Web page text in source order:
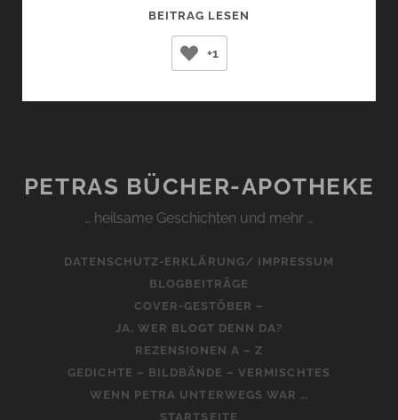
BEITRAG LESEN
+1
PETRAS BÜCHER-APOTHEKE
… heilsame Geschichten und mehr …
DATENSCHUTZ-ERKLÄRUNG/ IMPRESSUM
BLOGBEITRÄGE
COVER-GESTÖBER –
JA, WER BLOGT DENN DA?
REZENSIONEN A – Z
GEDICHTE – BILDBÄNDE – VERMISCHTES
WENN PETRA UNTERWEGS WAR …
STARTSEITE